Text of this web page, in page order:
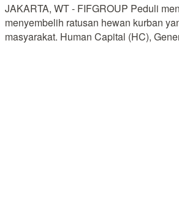
JAKARTA, WT - FIFGROUP Peduli
menyembelih ratusan hewan kurban
masyarakat. Human Capital (HC),